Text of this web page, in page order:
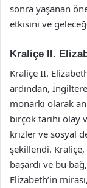
sonra yaşanan
etkisini ve
Kraliçe II.
Kraliçe II.
ardından,
monarkı olarak
birçok tarihi olay
krizler ve sosyal
şekillendi.
başardı ve bu
Elizabeth’in